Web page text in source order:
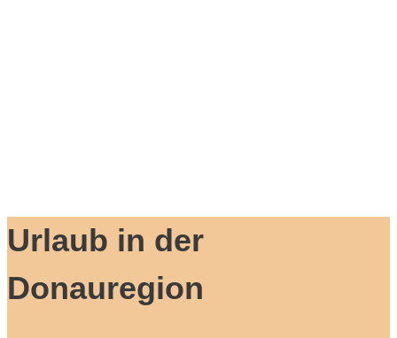
Urlaub in der
Donauregion